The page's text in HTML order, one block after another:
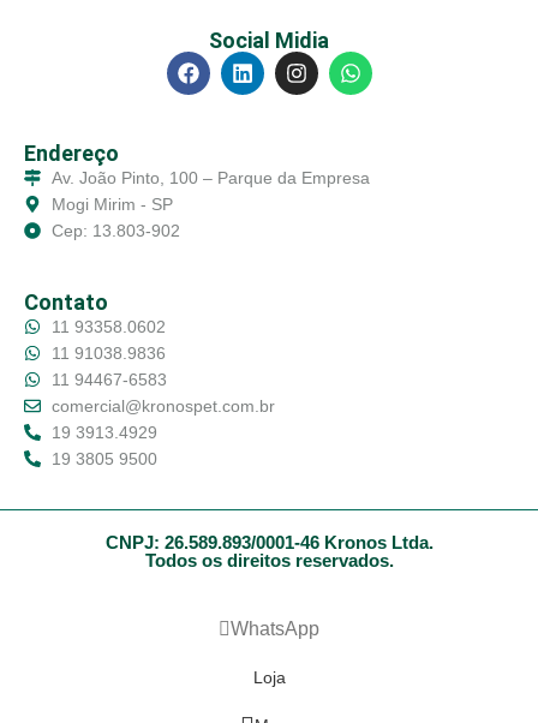
Social Midia
Endereço
Av. João Pinto, 100 – Parque da Empresa
Mogi Mirim - SP
Cep: 13.803-902
Contato
11 93358.0602
11 91038.9836
11 94467-6583
comercial@kronospet.com.br
19 3913.4929
19 3805 9500
CNPJ: 26.589.893/0001-46 Kronos Ltda.
Todos os direitos reservados.
WhatsApp
Loja